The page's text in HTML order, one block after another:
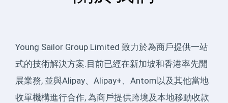
Young Sailor Group Limited 致力於為商戶提供一站
式的技術解決方案.目前已經在新加坡和香港率先開
展業務, 並與Alipay、Alipay+、Antom以及其他當地
收單機構進行合作, 為商戶提供跨境及本地移動收款